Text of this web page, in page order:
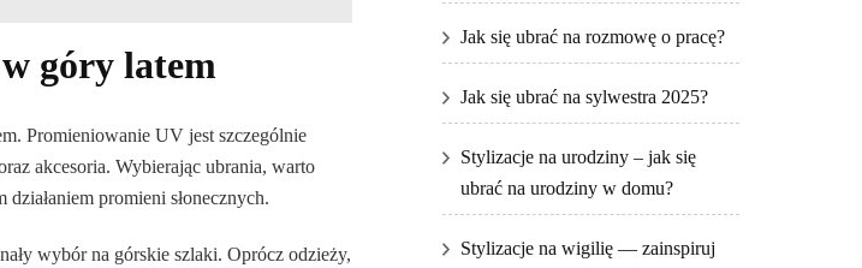
góry latem
Promieniowanie UV jest szczególnie
akcesoria. Wybierając ubrania, warto
promieni słonecznych.
wybór na górskie szlaki. Oprócz odzieży,
Jak się ubrać na rozmowę o pracę?
Jak się ubrać na sylwestra 2025?
Stylizacje na urodziny – jak się
ubrać na urodziny w domu?
Stylizacje na wigilię — zainspiruj